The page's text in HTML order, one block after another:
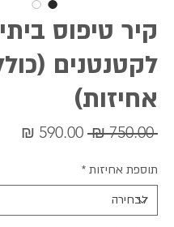
קיר טיפוס ביתי
אחיזות)
‏750.00 ‏₪
מחיר
תוספת אחיזות *